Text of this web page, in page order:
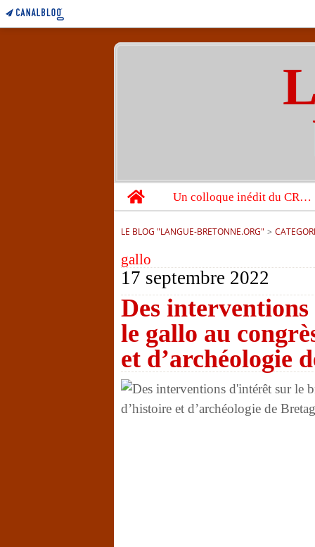
Home
Un colloque inédit du CRBC sur les victimes de l’année 1944
LE BLOG "LANGUE-BRETONNE.ORG" >
gallo
17 septembre 2022
Des
le gallo au
et d’archéologie